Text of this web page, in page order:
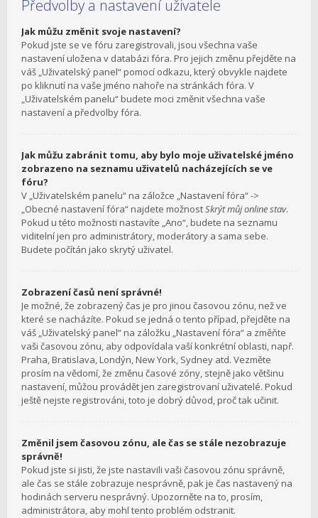
Předvolby a nastavení uživatele
Jak můžu změnit svoje nastavení?
Pokud jste se ve fóru zaregistrovali, jsou všechna vaše
nastavení uložena v databázi fóra. Pro jejich změnu přejděte na
váš „Uživatelský panel“ pomocí odkazu, který obvykle najdete
po kliknutí na vaše jméno nahoře na stránkách fóra. V
„Uživatelském panelu“ budete moci změnit všechna vaše
nastavení a předvolby fóra.
Jak můžu zabránit tomu, aby bylo moje uživatelské jméno
zobrazeno na seznamu uživatelů nacházejících se ve
fóru?
V „Uživatelském panelu“ na záložce „Nastavení fóra“ ->
„Obecné nastavení fóra“ najdete možnostSkrýt můj online stav.
Pokud u této možnosti nastavíte „Ano“, budete na seznamu
viditelní jen pro administrátory, moderátory a sama sebe.
Budete počítán jako skrytý uživatel.
Zobrazení časů není správné!
Je možné, že zobrazený čas je pro jinou časovou zónu, než ve
které se nacházíte. Pokud se jedná o tento případ, přejděte na
váš „Uživatelský panel“ na záložku „Nastavení fóra“ a změňte
vaši časovou zónu, aby odpovídala vaší konkrétní oblasti, např.
Praha, Bratislava, Londýn, New York, Sydney atd. Vezměte
prosím na vědomí, že změnu časové zóny, stejně jako většinu
nastavení, můžou provádět jen zaregistrovaní uživatelé. Pokud
ještě nejste registrováni, toto je dobrý důvod, proč tak učinit.
Změnil jsem časovou zónu, ale čas se stále nezobrazuje
správně!
Pokud jste si jisti, že jste nastavili vaši časovou zónu správně,
ale čas se stále zobrazuje nesprávně, pak je čas nastavený na
hodinách serveru nesprávný. Upozorněte na to, prosím,
administrátora, aby mohl tento problém odstranit.